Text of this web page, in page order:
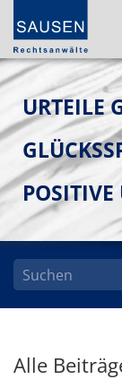
URTEILE
POSITIVE
Alle